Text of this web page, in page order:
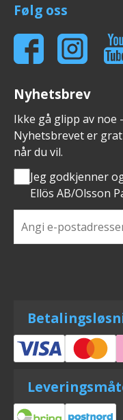
Følg oss
Nyhetsbrev
Ikke gå glipp av noe
Nyhetsbrevet er
når du vil.
Jeg godkjenner
Ellös AB/Olsson